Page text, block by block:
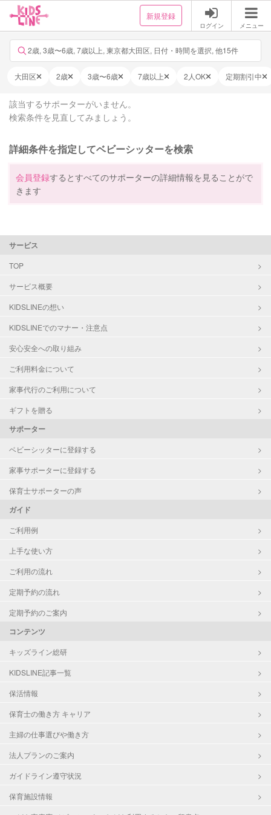
新規登録
ログイン メニュー
2歳, 3歳〜6歳, 7歳以上, 東京都大田区, 日付・時間を選択, 他15件
大田区 2歳 3歳〜6歳 7歳以上 2人OK 定期割引中
該当するサポーターがいません。
検索条件を見直してみましょう。
詳細条件を指定してベビーシッターを検索
会員登録するとすべてのサポーターの詳細情報を見ることがで
きます
サービス
TOP
サービス概要
KIDSLINEの想い
KIDSLINEでのマナー・注意点
安心安全への取り組み
ご利用料金について
家事代行のご利用について
ギフトを贈る
サポーター
ベビーシッターに登録する
家事サポーターに登録する
保育士サポーターの声
ガイド
ご利用例
上手な使い方
ご利用の流れ
定期予約の流れ
定期予約のご案内
コンテンツ
キッズライン総研
KIDSLINE記事一覧
保活情報
保育士の働き方 キャリア
主婦の仕事選びや働き方
法人プランのご案内
ガイドライン遵守状況
保育施設情報